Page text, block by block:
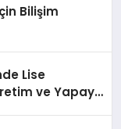
Bilişim
Lise
ve Yapay